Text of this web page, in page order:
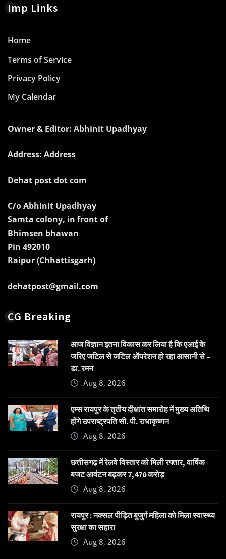
Imp Links
Home
Terms of Service
Privacy Policy
My Calendar
Owner & Editor: Abhinit Upadhyay
Address: Address
Dehat post dot com
C/o Abhinit Upadhyay
Samta colony, in front of
Bhimsen bhawan
Pin 492010
Raipur (Chhattisgarh)
dehatpost@gmail.com
CG Breaking
आज विज्ञान इतना विकास कर लिया है कि एआई के
जरिए जटिल से जटिल ऑपरेशन हो रहा आसानी से –
डा. रमन
Aug 8, 2026
एम्स रायपुर के तृतीय दीक्षांत समारोह में मुख्य अतिथि
होंगे उपराष्ट्रपति सी. पी. राधाकृष्णन
Aug 8, 2026
छत्तीसगढ़ में रेलवे विस्तार को मिली रफ्तार, वार्षिक
बजट आवंटन बढ़कर 7,470 करोड़
Aug 8, 2026
रायपुर : नक्सल पीड़ित बुजुर्ग महिला को मिला स्वास्थ्य
सुरक्षा का सहारा
Aug 8, 2026